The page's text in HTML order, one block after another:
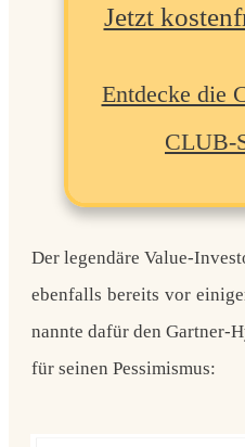
Jetzt
Entdecke die
CLUB-
Der legendäre Value-
ebenfalls bereits vor
nannte dafür den Gartner-
für seinen Pessimismus: